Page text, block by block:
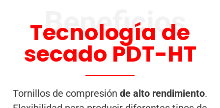
Beneficios
Tecnología de
secado PDT-HT
Tornillos de compresión de alto rendimiento.